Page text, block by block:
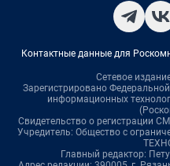
Контактные данные для
Сетевое
Зарегистрировано
информационных
Свидетельство о регистрации
Учредитель: Общество с
Главный редактор: